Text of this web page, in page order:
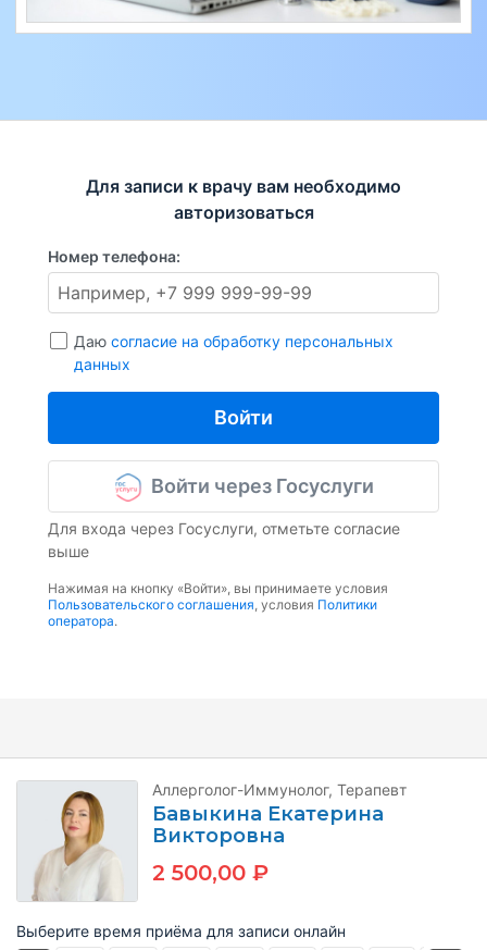
Для записи к врачу вам необходимо
авторизоваться
Номер телефона:
Даю согласие на обработку персональных
данных
Войти
Войти через Госуслуги
Для входа через Госуслуги, отметьте согласие
выше
Нажимая на кнопку «Войти», вы принимаете условия
Пользовательского соглашения, условия Политики
оператора.
Аллерголог-Иммунолог, Терапевт
Бавыкина Екатерина
Викторовна
2 500,00 ₽
Выберите время приёма для записи онлайн